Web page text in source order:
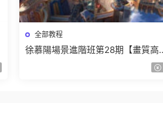
全部教程
徐慕陽場景進階班第28期【畫質高